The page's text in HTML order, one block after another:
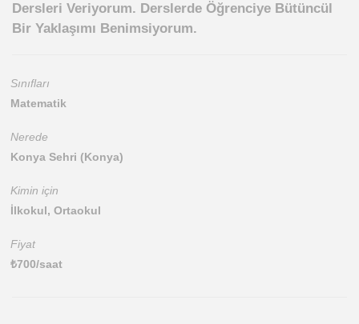
Dersleri Veriyorum. Derslerde Öğrenciye Bütüncül
Bir Yaklaşımı Benimsiyorum.
Sınıfları
Matematik
Nerede
Konya Sehri (Konya)
Kimin için
İlkokul, Ortaokul
Fiyat
₺700/saat